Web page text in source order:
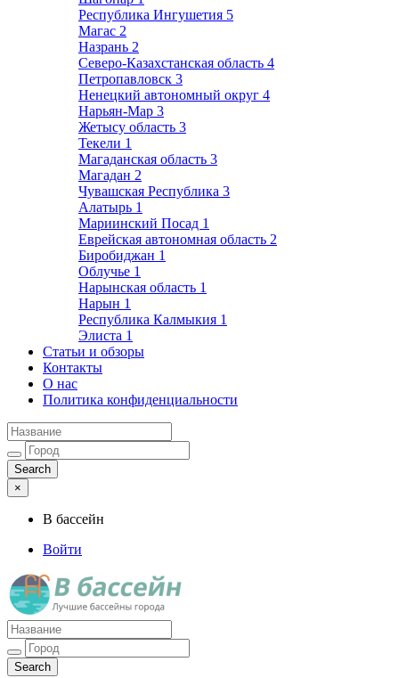
Республика Ингушетия 5
Магас 2
Назрань 2
Северо-Казахстанская область 4
Петропавловск 3
Ненецкий автономный округ 4
Нарьян-Мар 3
Жетысу область 3
Текели 1
Магаданская область 3
Магадан 2
Чувашская Республика 3
Алатырь 1
Мариинский Посад 1
Еврейская автономная область 2
Биробиджан 1
Облучье 1
Нарынская область 1
Нарын 1
Республика Калмыкия 1
Элиста 1
Статьи и обзоры
Контакты
О нас
Политика конфиденциальности
×
В бассейн
Войти
Лучшие бассейны города